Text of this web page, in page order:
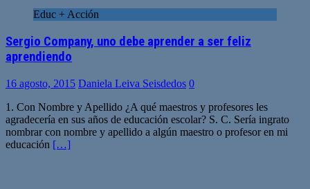
Educ + Acción
Sergio Company, uno debe aprender a ser feliz
aprendiendo
16 agosto, 2015 Daniela Leiva Seisdedos 0
1. Con Nombre y Apellido ¿A qué maestros y profesores les
agradecería en sus años de educación escolar? S. C. Sería ingrato
nombrar con nombre y apellido a algún maestro o profesor en mi
educación […]